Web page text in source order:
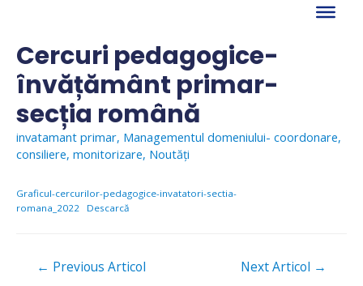
contentCercuri pedagogice-
învățământ primar-
secția română
invatamant primar, Managementul domeniului- coordonare,
consiliere, monitorizare, Noutăți
Graficul-cercurilor-pedagogice-invatatori-sectia-
romana_2022
Descarcă
Navigare
← Previous Articol Next Articol →